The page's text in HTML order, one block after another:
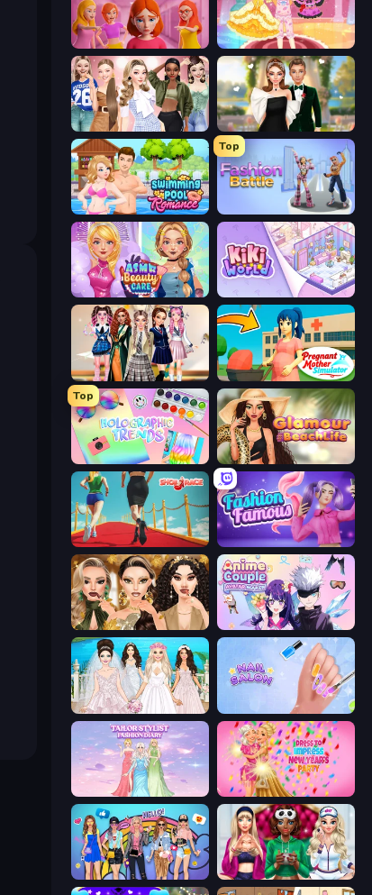
Royal Glow Princess Makeover
Fashion Week 2025 Valentine's Day Proposal
Swimming Pool Romance
Top
Fashion Battle
ASMR Beauty Care KiKi World
Back To School: Uniforms Edition Pregnant Mother Simulator
Top
Holographic Trends Glamour Beach Life
Shoe Race Fashion Famous
Autumn Glam Gala Anime Couple: Avatar Maker
Model Wedding Nail Salon
Tailor Stylist: Fashion Diary Dress To Impress: New Year's Party
College Girls Team Makeover BFFs Luxury Loungewear